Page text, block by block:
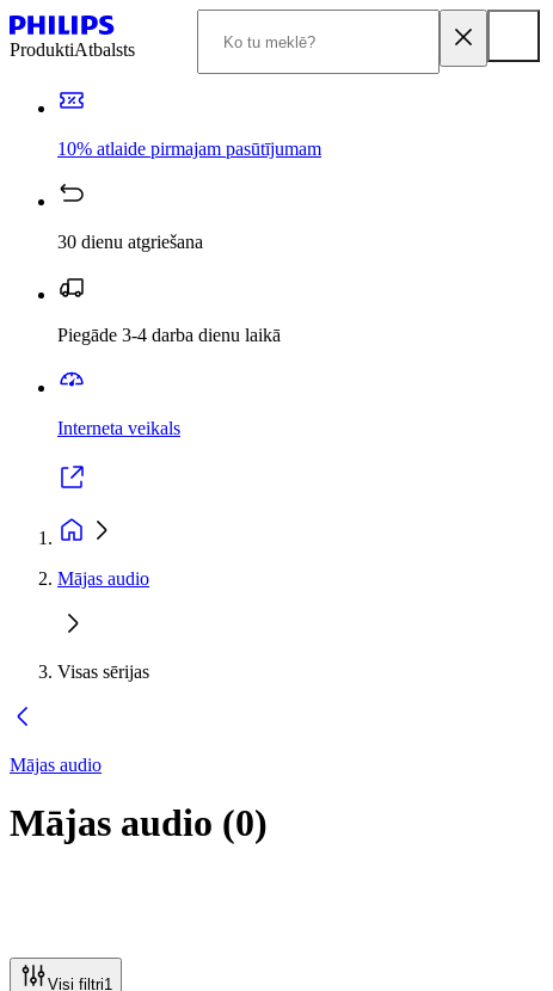
ProduktiAtbalsts
10% atlaide pirmajam pasūtījumam
30 dienu atgriešana
Piegāde 3-4 darba dienu laikā
Interneta veikals
Mājas audio
Visas sērijas
Mājas audio
Mājas audio (0)
Visi filtri1